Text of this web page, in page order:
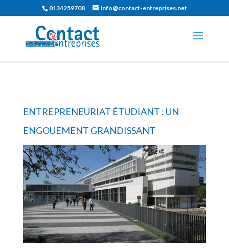
0134259708 info@contact-entreprises.net
ENTREPRENEURIAT ÉTUDIANT : UN
ENGOUEMENT GRANDISSANT